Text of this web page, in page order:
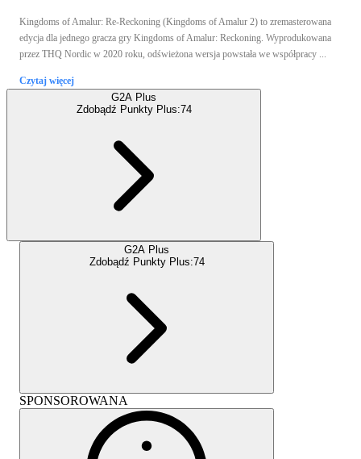
Kingdoms of Amalur: Re-Reckoning (Kingdoms of Amalur 2) to zremasterowana
edycja dla jednego gracza gry Kingdoms of Amalur: Reckoning. Wyprodukowana
przez THQ Nordic w 2020 roku, odświeżona wersja powstała we współpracy ...
Czytaj więcej
G2A Plus
Zdobądź Punkty Plus:74
G2A Plus
Zdobądź Punkty Plus:74
SPONSOROWANA